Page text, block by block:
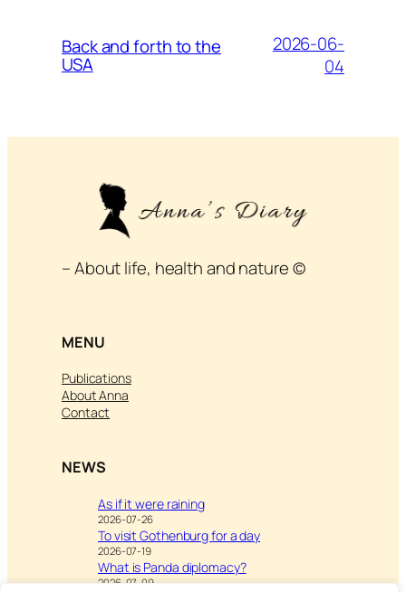
Back and forth to the
USA
2026-06-
04
– About life, health and nature ©
MENU
Publications
About Anna
Contact
NEWS
As if it were raining
2026-07-26
To visit Gothenburg for a day
2026-07-19
What is Panda diplomacy?
2026-07-09